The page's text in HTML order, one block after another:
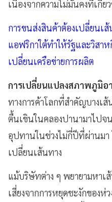
เนื่องจากความไม่มั่นคงที่เกี่
การขนส่งสินค้าต้องเปลี่ยนเ
แอฟริกาใต้ทำให้รัฐและวิสา
เปลี่ยนเครือข่ายการผลิต
การเปลี่ยนแปลงสภาพภูมิอ
ทางการค้าโลกที่สำคัญบางเ
ตื้นเขินในคลองปานามาไปจ
อุปทานในช่วงไม่กี่ปีที่ผ่านม
เปลี่ยนเส้นทาง
แม้บริษัทต่าง ๆ พยายามหาเ
เสี่ยงจากการหยุดชะงักของ